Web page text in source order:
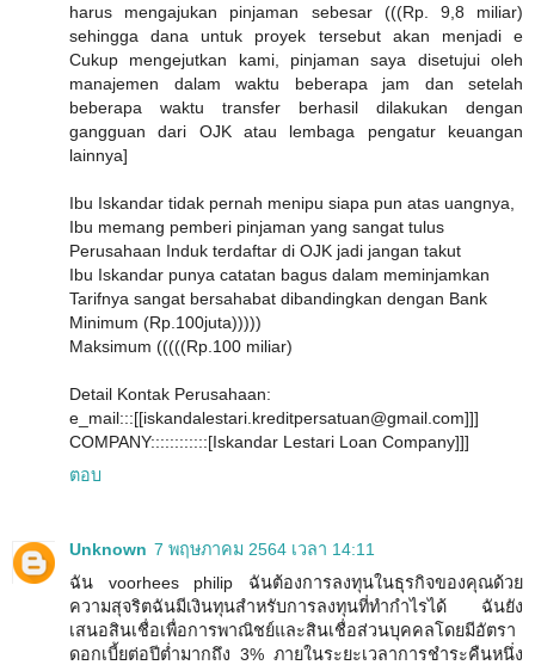
harus mengajukan pinjaman sebesar (((Rp. 9,8 miliar)
sehingga dana untuk proyek tersebut akan menjadi e
Cukup mengejutkan kami, pinjaman saya disetujui oleh
manajemen dalam waktu beberapa jam dan setelah
beberapa waktu transfer berhasil dilakukan dengan
gangguan dari OJK atau lembaga pengatur keuangan
lainnya]
Ibu Iskandar tidak pernah menipu siapa pun atas uangnya,
Ibu memang pemberi pinjaman yang sangat tulus
Perusahaan Induk terdaftar di OJK jadi jangan takut
Ibu Iskandar punya catatan bagus dalam meminjamkan
Tarifnya sangat bersahabat dibandingkan dengan Bank
Minimum (Rp.100juta)))))
Maksimum (((((Rp.100 miliar)
Detail Kontak Perusahaan:
e_mail:::[[iskandalestari.kreditpersatuan@gmail.com]]]
COMPANY::::::::::::[Iskandar Lestari Loan Company]]]
ตอบ
Unknown 7 พฤษภาคม 2564 เวลา 14:11
ฉัน voorhees philip ฉันต้องการลงทุนในธุรกิจของคุณด้วย
ความสุจริตฉันมีเงินทุนสำหรับการลงทุนที่ทำกำไรได้ ฉันยัง
เสนอสินเชื่อเพื่อการพาณิชย์และสินเชื่อส่วนบุคคลโดยมีอัตรา
ดอกเบี้ยต่อปีต่ำมากถึง 3% ภายในระยะเวลาการชำระคืนหนึ่ง